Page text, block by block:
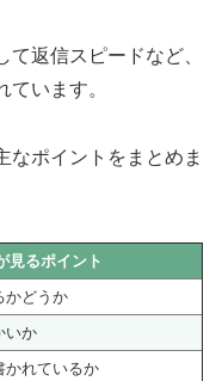
返信スピードなど、
います。
なポイントをまとめま
見るポイント
かどうか
いか
かれているか